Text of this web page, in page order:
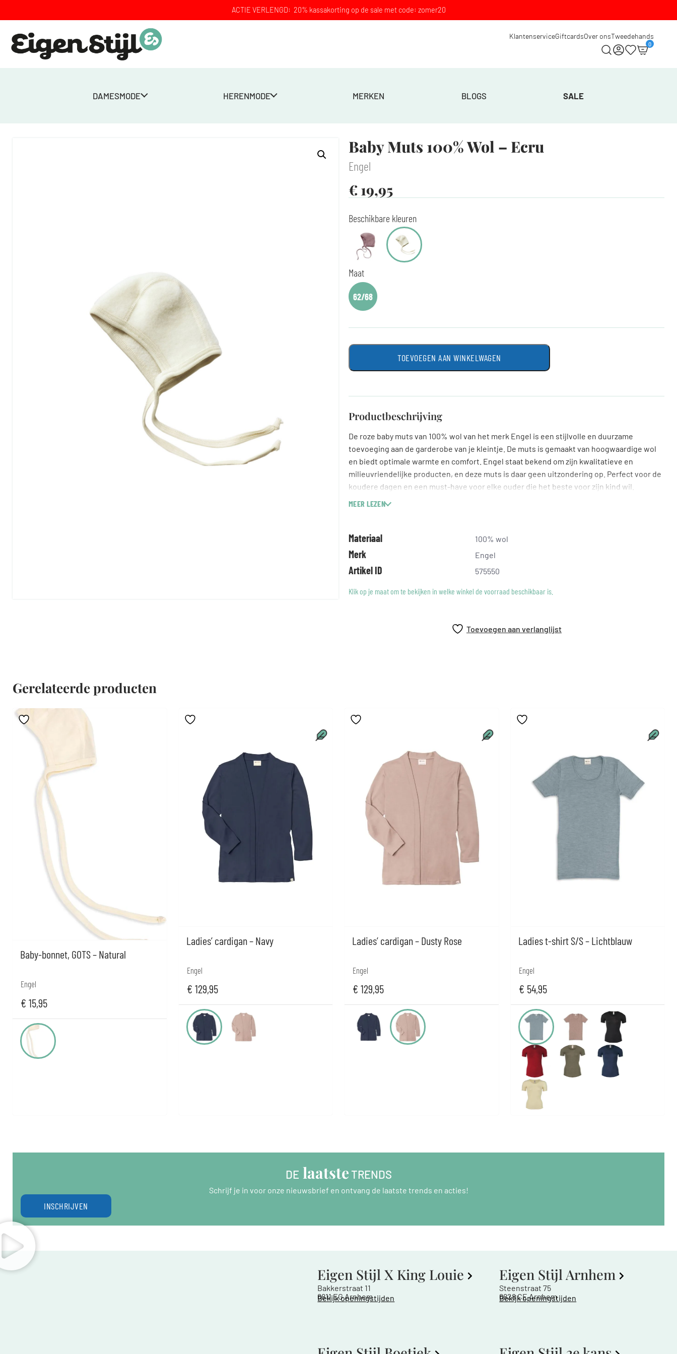
ACTIE VERLENGD: 20% kassakorting op de sale met code: zomer20
KlantenserviceGiftcardsOver onsTweedehands
0
DAMESMODE HERENMODE MERKEN BLOGS SALE
Baby Muts 100% Wol – Ecru
Engel
€ 19,95
Beschikbare kleuren
Maat
62/68
TOEVOEGEN AAN WINKELWAGEN
Productbeschrijving
De roze baby muts van 100% wol van het merk Engel is een stijlvolle en duurzame
toevoeging aan de garderobe van je kleintje. De muts is gemaakt van hoogwaardige wol
en biedt optimale warmte en comfort. Engel staat bekend om zijn kwalitatieve en
milieuvriendelijke producten, en deze muts is daar geen uitzondering op. Perfect voor de
koudere dagen en een must-have voor elke ouder die het beste voor zijn kind wil.
MEER LEZEN
Materiaal 100% wol
Merk Engel
Artikel ID 575550
Klik op je maat om te bekijken in welke winkel de voorraad beschikbaar is.
Toevoegen aan verlanglijst
Gerelateerde producten
Baby-bonnet, GOTS – Natural
Engel
€ 15,95
Ladies’ cardigan – Navy
Engel
€ 129,95
Ladies’ cardigan – Dusty Rose
Engel
€ 129,95
Ladies t-shirt S/S – Lichtblauw
Engel
€ 54,95
DE laatste TRENDS
Schrijf je in voor onze nieuwsbrief en ontvang de laatste trends en acties!
INSCHRIJVEN
Eigen Stijl X King Louie
Bakkerstraat 11
6811 EG Arnhem
Bekijk openingstijden
Eigen Stijl Arnhem
Steenstraat 75
6828 CE Arnhem
Bekijk openingstijden